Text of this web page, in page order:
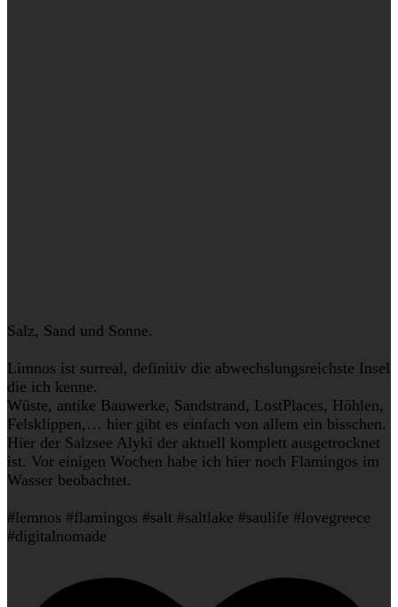
Salz, Sand und Sonne.
Limnos ist surreal, definitiv die abwechslungsreichste Insel
die ich kenne.
Wüste, antike Bauwerke, Sandstrand, LostPlaces, Höhlen,
Felsklippen,… hier gibt es einfach von allem ein bisschen.
Hier der Salzsee Alyki der aktuell komplett ausgetrocknet
ist. Vor einigen Wochen habe ich hier noch Flamingos im
Wasser beobachtet.
#lemnos #flamingos #salt #saltlake #saulife #lovegreece
#digitalnomade